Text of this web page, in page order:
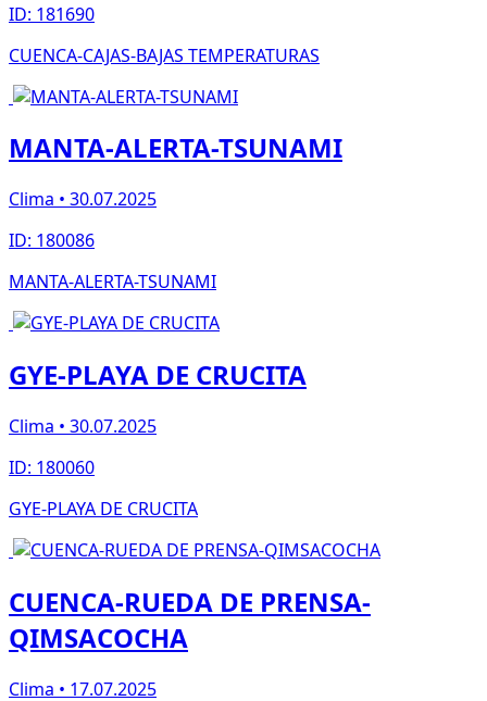
ID: 181690
CUENCA-CAJAS-BAJAS TEMPERATURAS
MANTA-ALERTA-TSUNAMI
Clima • 30.07.2025
ID: 180086
MANTA-ALERTA-TSUNAMI
GYE-PLAYA DE CRUCITA
Clima • 30.07.2025
ID: 180060
GYE-PLAYA DE CRUCITA
CUENCA-RUEDA DE PRENSA-
QIMSACOCHA
Clima • 17.07.2025